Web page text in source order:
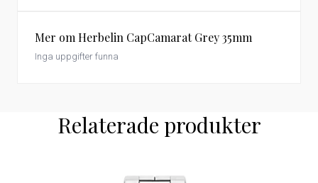
Mer om Herbelin CapCamarat Grey 35mm
Inga uppgifter funna
Relaterade produkter